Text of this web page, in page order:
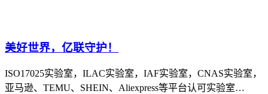
美好世界，亿联守护！
ISO17025实验室，ILAC实验室，IAF实验室，CNAS实验室，
亚马逊、TEMU、SHEIN、Aliexpress等平台认可实验室…